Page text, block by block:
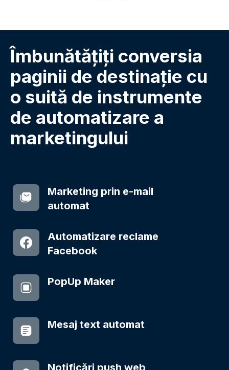
Îmbunătățiți conversia
paginii de destinație cu
o suită de instrumente
de automatizare a
marketingului
Marketing prin e-mail
automat
Automatizare reclame
Facebook
PopUp Maker
Mesaj text automat
Notificări push web